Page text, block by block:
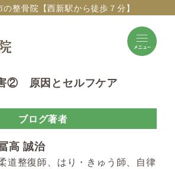
整骨院【西新駅から徒歩７分】
② 原因とセルフケア
ブログ著者
高 誠治
道整復師、はり・きゅう師、自律